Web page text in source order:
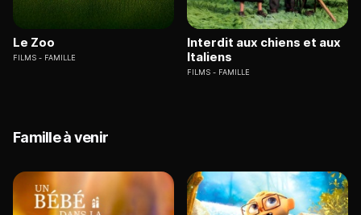
Le Zoo
FILMS FAMILLE
Interdit aux chiens et aux
Italiens
FILMS FAMILLE
Famille à venir